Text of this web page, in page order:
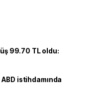
99.70 TL oldu:
istihdamında